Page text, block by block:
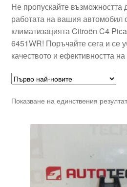
Не пропускайте възможността
работата на вашия автомобил
климатизацията Citroën C4
6451WR! Поръчайте сега и се
качеството и ефективността
Показване на единствения резултат